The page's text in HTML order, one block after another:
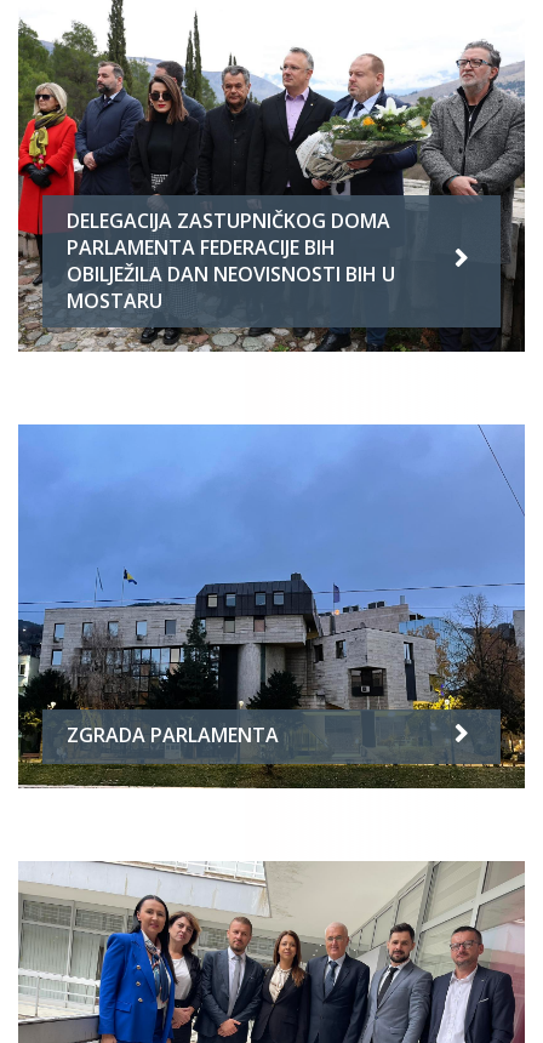
DELEGACIJA ZASTUPNIČKOG DOMA
PARLAMENTA FEDERACIJE BIH
OBILJEŽILA DAN NEOVISNOSTI BIH U
MOSTARU
ZGRADA PARLAMENTA